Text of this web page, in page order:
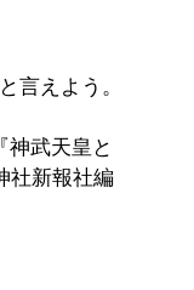
言えよう。
神武天皇と
社新報社編